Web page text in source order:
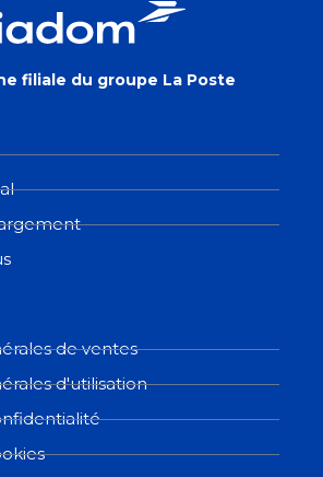
filiale du groupe La Poste
de ventes
d'utilisation